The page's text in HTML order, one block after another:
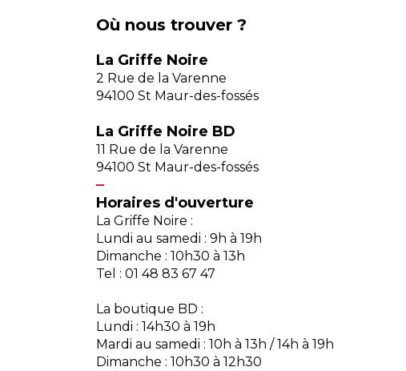
Où nous trouver ?
La Griffe Noire
2 Rue de la Varenne
94100 St Maur-des-fossés
La Griffe Noire BD
11 Rue de la Varenne
94100 St Maur-des-fossés
Horaires d'ouverture
La Griffe Noire :
Lundi au samedi : 9h à 19h
Dimanche : 10h30 à 13h
Tel : 01 48 83 67 47
La boutique BD :
Lundi : 14h30 à 19h
Mardi au samedi : 10h à 13h / 14h à 19h
Dimanche : 10h30 à 12h30